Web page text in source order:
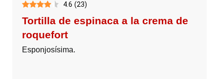
4.6 (23)
Tortilla de espinaca a la crema de
roquefort
Esponjosísima.